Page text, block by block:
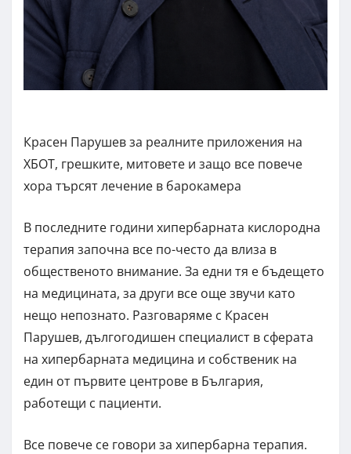
Красен Парушев за реалните приложения на
ХБОТ, грешките, митовете и защо все повече
хора търсят лечение в барокамера
В последните години хипербарната кислородна
терапия започна все по-често да влиза в
общественото внимание. За едни тя е бъдещето
на медицината, за други все още звучи като
нещо непознато. Разговаряме с Красен
Парушев, дългогодишен специалист в сферата
на хипербарната медицина и собственик на
един от първите центрове в България,
работещи с пациенти.
Все повече се говори за хипербарна терапия.